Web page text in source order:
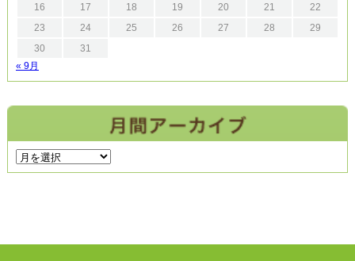
16
17 18 19 20 21
22
23
24 25 26 27 28
29
30
31
« 9月